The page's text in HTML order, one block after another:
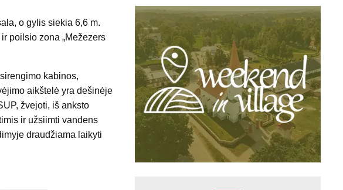
o gylis siekia 6,6 m.
poilsio zona „Mežezers
kabinos,
aikštelė yra dešinėje
žvejoti, iš anksto
ir užsiimti vandens
draudžiama laikyti